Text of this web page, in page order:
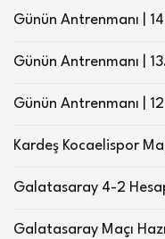
Günün Antrenmanı |
Günün Antrenmanı |
Günün Antrenmanı |
Kardeş Kocaelispor
Galatasaray 4-2
Galatasaray Maçı